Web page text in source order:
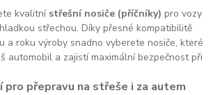
kvalitní střešní nosiče (příčníky) pro vozy
střechou. Díky přesné kompatibilitě
a roku výroby snadno vyberete nosiče, které
automobil a zajistí maximální bezpečnost při
přepravu na střeše i za autem